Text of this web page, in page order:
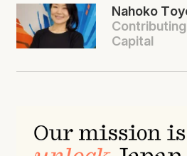
Nahoko
Capital